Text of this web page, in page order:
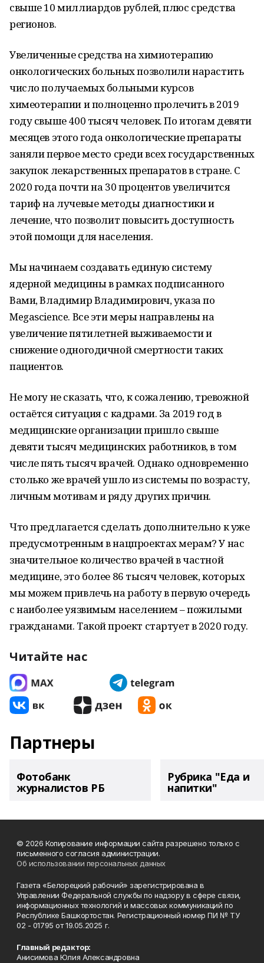
свыше 10 миллиардов рублей, плюс средства
регионов.
Увеличенные средства на химиотерапию
онкологических больных позволили нарастить
число получаемых больными курсов
химеотерапии и полноценно пролечить в 2019
году свыше 400 тысяч человек. По итогам девяти
месяцев этого года онкологические препараты
заняли первое место среди всех государственных
закупок лекарственных препаратов в стране. С
2020 года почти на 30 процентов увеличится
тариф на лучевые методы диагностики и
лечение, что позволит повысить доступность
этой помощи для населения.
Мы начинаем создавать единую систему
ядерной медицины в рамках подписанного
Вами, Владимир Владимирович, указа по
Megascience. Все эти меры направлены на
увеличение пятилетней выживаемости и
снижение одногодичной смертности таких
пациентов.
Не могу не сказать, что, к сожалению, тревожной
остаётся ситуация с кадрами. За 2019 год в
медицинские организации пришло свыше
девяти тысяч медицинских работников, в том
числе пять тысяч врачей. Однако одновременно
столько же врачей ушло из системы по возрасту,
личным мотивам и ряду других причин.
Что предлагается сделать дополнительно к уже
предусмотренным в нацпроектах мерам? У нас
значительное количество врачей в частной
медицине, это более 86 тысяч человек, которых
мы можем привлечь на работу в первую очередь
с наиболее уязвимым населением – пожилыми
гражданами. Такой проект стартует в 2020 году.
Читайте нас
Партнеры
Фотобанк
журналистов РБ
Рубрика "Еда и
напитки"
© 2026 Копирование информации сайта разрешено только с
письменного согласия администрации.
Об использовании персональных данных
Газета «Белорецкий рабочий» зарегистрирована в
Управлении Федеральной службы по надзору в сфере связи,
информационных технологий и массовых коммуникаций по
Республике Башкортостан. Регистрационный номер ПИ № ТУ
02 - 01795 от 19.05.2025 г.
Главный редактор:
Анисимова Юлия Александровна